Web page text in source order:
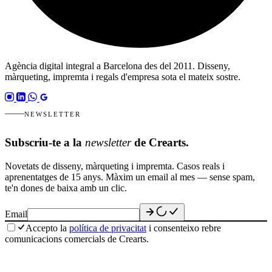
Agència digital integral a Barcelona des del 2011. Disseny,
màrqueting, impremta i regals d'empresa sota el mateix sostre.
NEWSLETTER
Subscriu-te a la newsletterde Crearts.
Novetats de disseny, màrqueting i impremta. Casos reals i
aprenentatges de 15 anys. Màxim un email al mes — sense spam,
te'n dones de baixa amb un clic.
Email
Accepto la política de privacitat i consenteixo rebre
comunicacions comercials de Crearts.